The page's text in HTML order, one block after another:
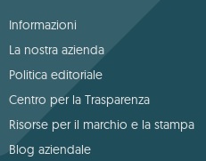
Informazioni
La nostra azienda
Politica editoriale
Centro per la Trasparenza
Risorse per il marchio e la stampa
Blog aziendale